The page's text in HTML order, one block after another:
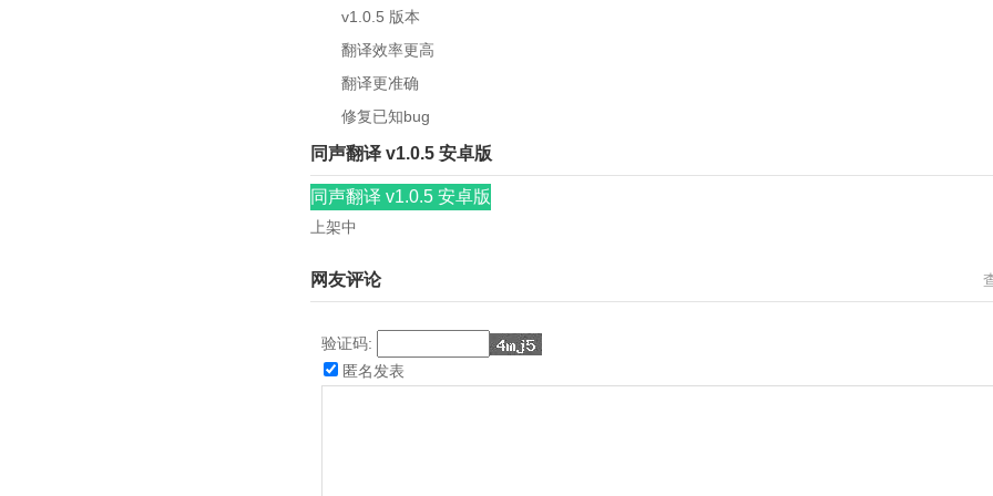
v1.0.5 版本
翻译效率更高
翻译更准确
修复已知bug
同声翻译 v1.0.5 安卓版
同声翻译 v1.0.5 安卓版
上架中
网友评论
验证码:
匿名发表